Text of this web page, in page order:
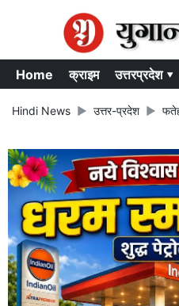
Home क्राइम उत्तरप्रदेश ▾
Hindi News उत्तर-प्रदेश